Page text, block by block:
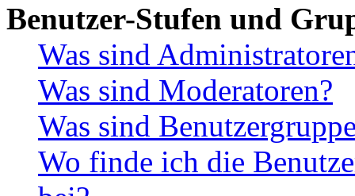
Benutzer-Stufen und
Was sind
Was sind Moderatoren?
Was sind
Wo finde ich die